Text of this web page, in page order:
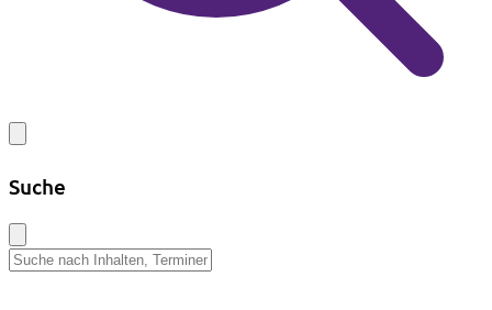
Suche